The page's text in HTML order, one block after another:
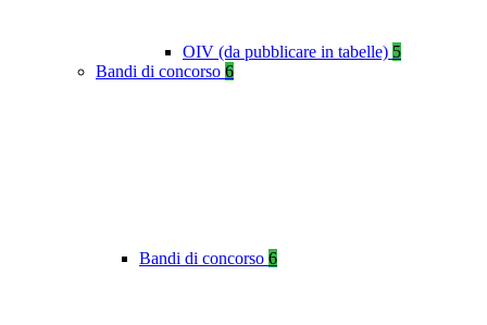
OIV (da pubblicare in tabelle) 5
Bandi di concorso 6
Bandi di concorso 6